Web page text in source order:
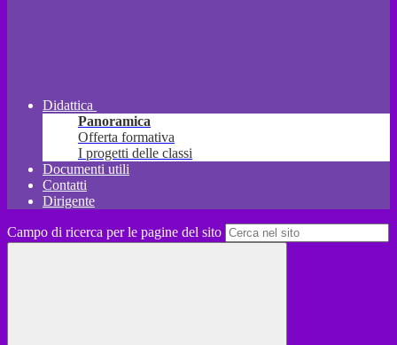
Didattica
Panoramica
Offerta formativa
I progetti delle classi
Documenti utili
Contatti
Dirigente
Campo di ricerca per le pagine del sito